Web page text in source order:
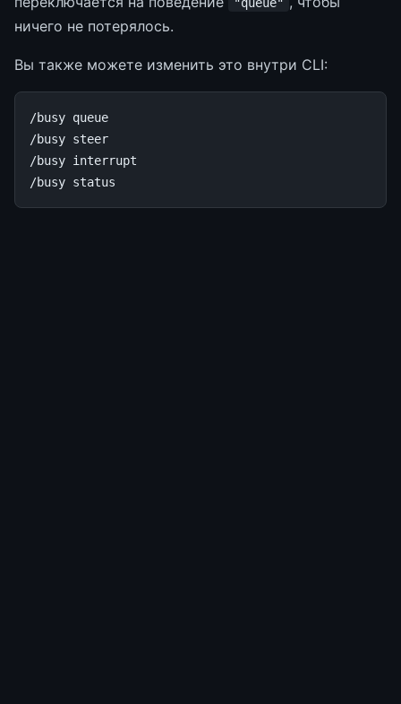
ничего не потерялось.
Вы также можете изменить это внутри CLI:
/busy queue
/busy steer
/busy interrupt